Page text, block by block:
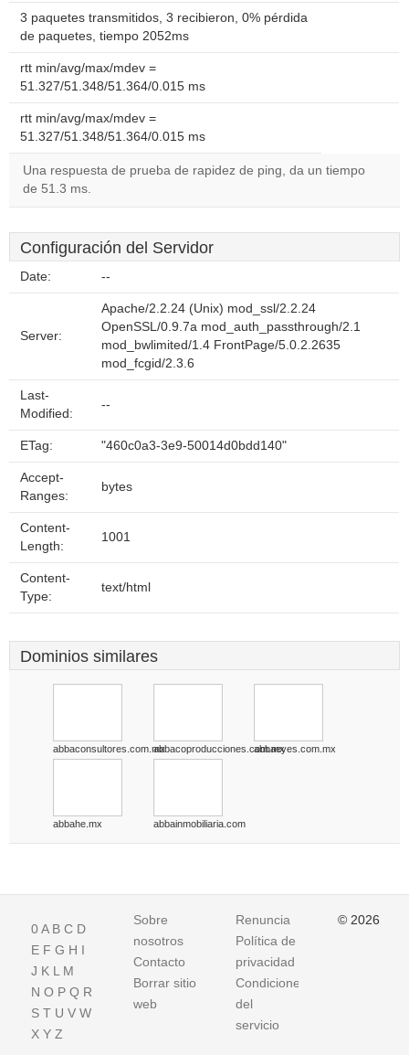
3 paquetes transmitidos, 3 recibieron, 0% pérdida
de paquetes, tiempo 2052ms
rtt min/avg/max/mdev =
51.327/51.348/51.364/0.015 ms
rtt min/avg/max/mdev =
51.327/51.348/51.364/0.015 ms
Una respuesta de prueba de rapidez de ping, da un tiempo
de 51.3 ms.
Configuración del Servidor
Date: --
Server:
Apache/2.2.24 (Unix) mod_ssl/2.2.24
OpenSSL/0.9.7a mod_auth_passthrough/2.1
mod_bwlimited/1.4 FrontPage/5.0.2.2635
mod_fcgid/2.3.6
Last-
Modified:
--
ETag: "460c0a3-3e9-50014d0bdd140"
Accept-
Ranges:
bytes
Content-
Length:
1001
Content-
Type:
text/html
Dominios similares
abbaconsultores.com.mxabbacoproducciones.com.mxabbaeyes.com.mx
abbahe.mx abbainmobiliaria.com
0A B C D
E F G H I
J K L M
N O P Q R
S T U V W
X Y Z
Sobre
nosotros
Contacto
Borrar sitio
web
Renuncia
Política de
privacidad
Condiciones
del
servicio
© 2026